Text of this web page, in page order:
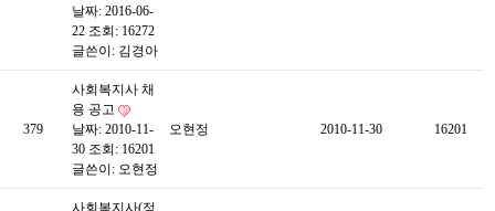
날짜: 2016-06-
22 조회: 16272
글쓴이: 김경아
379
사회복지사 채
용 공고
날짜: 2010-11-
30 조회: 16201
글쓴이: 오현정
오현정 2010-11-30 16201
사회복지사(정